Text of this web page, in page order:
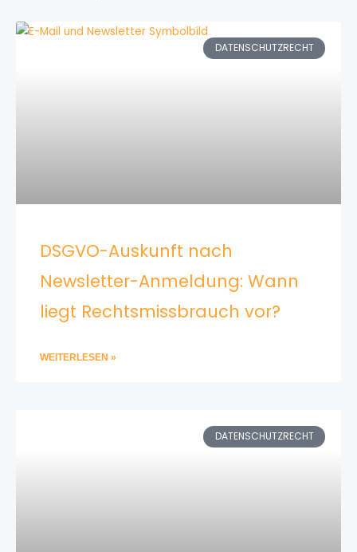
DATENSCHUTZRECHT
DSGVO-Auskunft nach
Newsletter-Anmeldung: Wann
liegt Rechtsmissbrauch vor?
WEITERLESEN »
DATENSCHUTZRECHT